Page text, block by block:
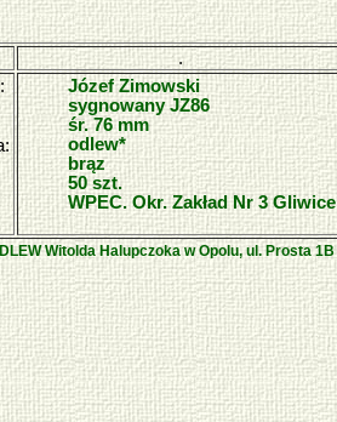
.
Józef Zimowski
sygnowany JZ86
śr. 76 mm
odlew*
brąz
50 szt.
WPEC. Okr. Zakład Nr 3 Gliwice
Witolda Halupczoka w Opolu, ul. Prosta 1B